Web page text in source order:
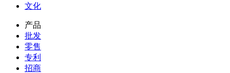
文化
产品
批发
零售
专利
招商